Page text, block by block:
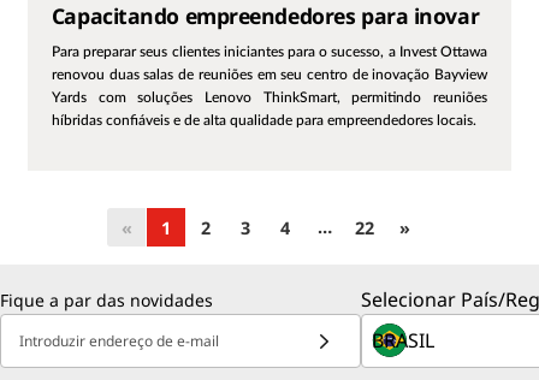
Capacitando empreendedores para inovar
Para preparar seus clientes iniciantes para o sucesso, a Invest Ottawa
renovou duas salas de reuniões em seu centro de inovação Bayview
Yards com soluções Lenovo ThinkSmart, permitindo reuniões
híbridas confiáveis e de alta qualidade para empreendedores locais.
« 1 2 3 4 … 22 »
Fique a par das novidades
Introduzir endereço de e-mail
Selecionar País/